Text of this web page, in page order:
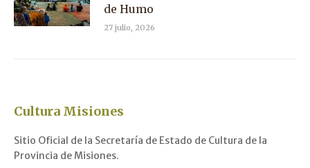
de Humo
27 julio, 2026
Cultura Misiones
Sitio Oficial de la Secretaría de Estado de Cultura de la
Provincia de Misiones.